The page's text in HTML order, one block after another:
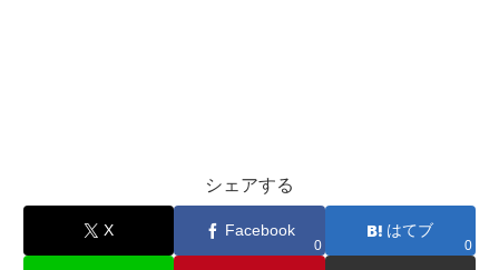
シェアする
X Facebook
0
はてブ
0